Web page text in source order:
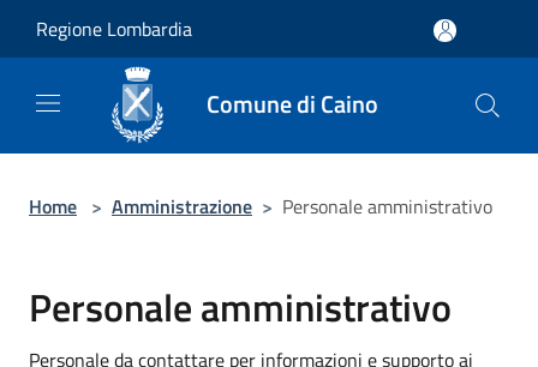
Regione Lombardia
Comune di Caino
Home > Amministrazione > Personale amministrativo
Personale amministrativo
Personale da contattare per informazioni e supporto ai